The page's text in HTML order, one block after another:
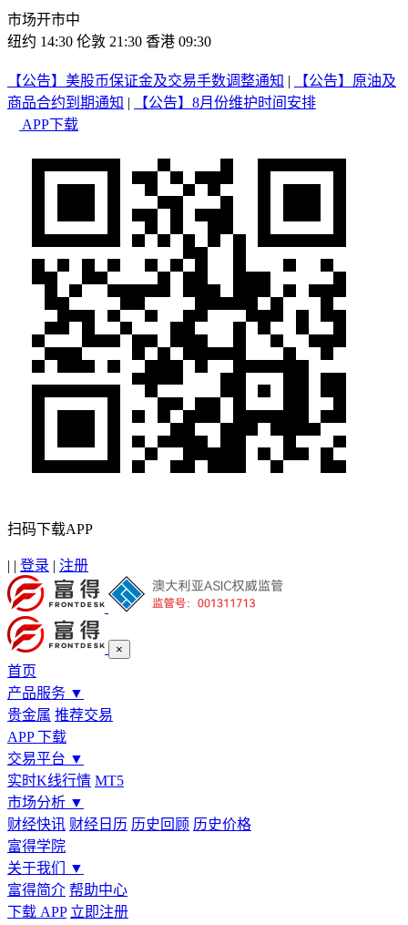
市场开市中
纽约 14:30 伦敦 21:30 香港 09:30
【公告】美股币保证金及交易手数调整通知 |
【公告】原油及
商品合约到期通知 |
【公告】8月份维护时间安排
APP下载
扫码下载APP
| | 登录 | 注册
×
首页
产品服务 ▼
贵金属 推荐交易
APP 下载
交易平台 ▼
实时K线行情 MT5
市场分析 ▼
财经快讯 财经日历 历史回顾 历史价格
富得学院
关于我们
▼
富得简介 帮助中心
下载 APP 立即注册